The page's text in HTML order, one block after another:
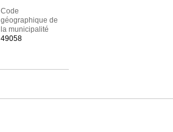
Code
géographique de
la municipalité
49058